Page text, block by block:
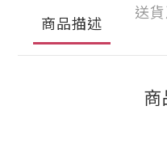
商品描述
送